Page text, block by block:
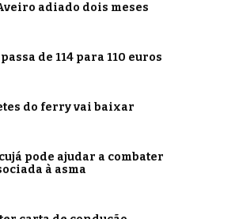
adiado dois meses
de 114 para 110 euros
do ferry vai baixar
pode ajudar a combater
à asma